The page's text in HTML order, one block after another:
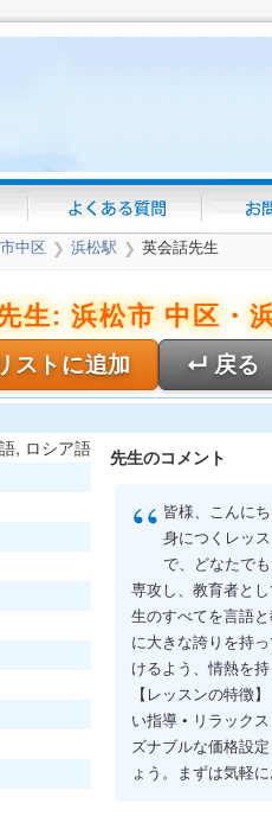
中区 ❯ 浜松駅 ❯ 英会話先生
生: 浜松市 中区・
ストに追加 ↵ 戻る
, ロシア語
先生のコメント
“ 皆様、こんに
身につくレッ
で、どなたで
専攻し、教育者と
生のすべてを言語
に大きな誇りを持
けるよう、情熱を
【レッスンの特徴
い指導 • リラック
ズナブルな価格設
ょう。まずは気軽